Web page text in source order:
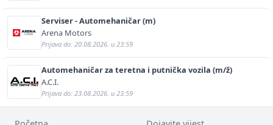
Serviser - Automehaničar (m)
Arena Motors
Prijava do: 20.08.2026. u 23:59
Automehaničar za teretna i putnička vozila (m/ž)
A.C.I.
Prijava do: 23.08.2026. u 23:59